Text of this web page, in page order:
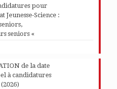
pour
Science :
seniors «
de la date
à candidatures